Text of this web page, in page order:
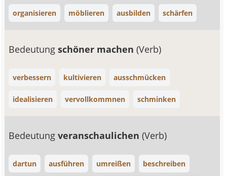
organisieren möblieren ausbilden schärfen
Bedeutungschöner machen(Verb)
verbessern kultivieren ausschmücken
idealisieren vervollkommnen schminken
Bedeutungveranschaulichen(Verb)
dartun ausführen umreißen beschreiben